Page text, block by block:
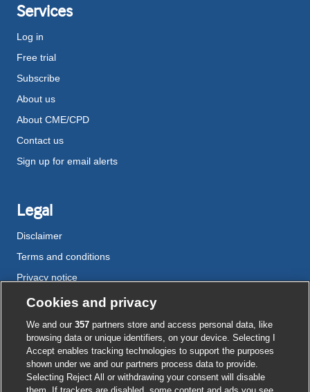
Services
Log in
Free trial
Subscribe
About us
About CME/CPD
Contact us
Sign up for email alerts
Legal
Disclaimer
Terms and conditions
Privacy notice
Cookie policy
Accessibility
External
link
External
link
External
link
External
link
External
link
Cookies and privacy
We and our357 partners store and access personal data, like
browsing data or unique identifiers, on your device. Selecting I
Accept enables tracking technologies to support the purposes
shown under we and our partners process data to provide.
Selecting Reject All or withdrawing your consent will disable